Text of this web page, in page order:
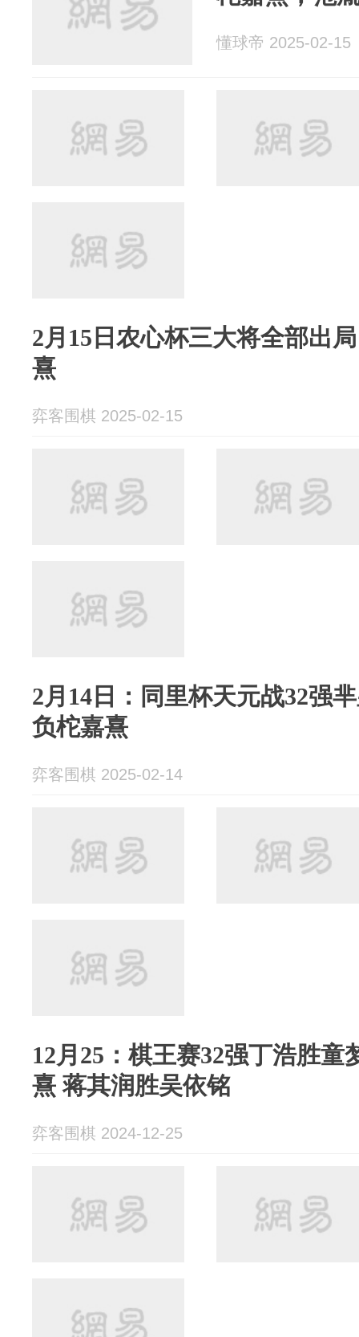
懂球帝 2025-02-15
2月15日农心杯三大将全部出
熹
弈客围棋 2025-02-15
2月14日：同里杯天元战32强
负柁嘉熹
弈客围棋 2025-02-14
12月25：棋王赛32强丁浩胜童
熹 蒋其润胜吴依铭
弈客围棋 2024-12-25